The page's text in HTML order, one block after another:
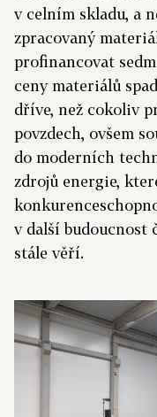
v celním skladu, a
zpracovaný
profinancovat
ceny materiálů
dříve, než cokoliv
povzdech, ovšem
do moderních
zdrojů energie,
v další budoucnost
stále věří.